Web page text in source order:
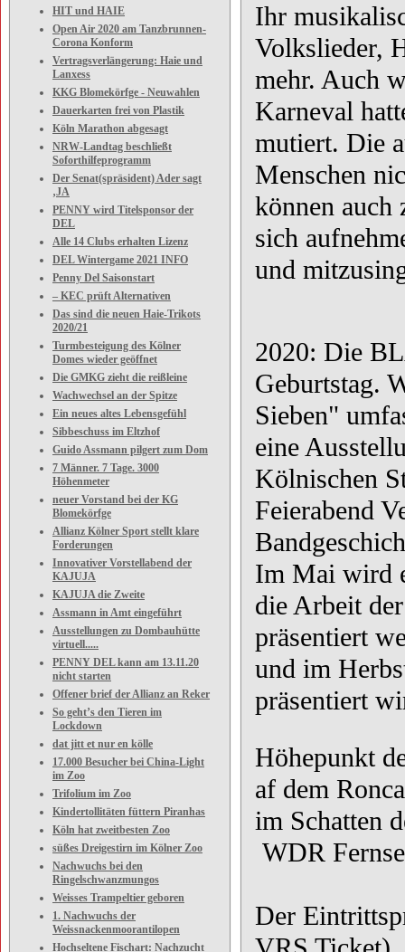
HIT und HAIE
Open Air 2020 am Tanzbrunnen-
Corona Konform
Vertragsverlängerung: Haie und
Lanxess
KKG Blomekörfge - Neuwahlen
Dauerkarten frei von Plastik
Köln Marathon abgesagt
NRW-Landtag beschließt
Soforthilfeprogramm
Der Senat(spräsident) Ader sagt
‚JA
PENNY wird Titelsponsor der
DEL
Alle 14 Clubs erhalten Lizenz
DEL Wintergame 2021 INFO
Penny Del Saisonstart
– KEC prüft Alternativen
Das sind die neuen Haie-Trikots
2020/21
Turmbesteigung des Kölner
Domes wieder geöffnet
Die GMKG zieht die reißleine
Wachwechsel an der Spitze
Ein neues altes Lebensgefühl
Sibbeschuss im Eltzhof
Guido Assmann pilgert zum Dom
7 Männer. 7 Tage. 3000
Höhenmeter
neuer Vorstand bei der KG
Blomekörfge
Allianz Kölner Sport stellt klare
Forderungen
Innovativer Vorstellabend der
KAJUJA
KAJUJA die Zweite
Assmann in Amt eingeführt
Ausstellungen zu Dombauhütte
virtuell.....
PENNY DEL kann am 13.11.20
nicht starten
Offener brief der Allianz an Reker
So geht’s den Tieren im
Lockdown
dat jitt et nur en kölle
17.000 Besucher bei China-Light
im Zoo
Trifolium im Zoo
Kindertollitäten füttern Piranhas
Köln hat zweitbesten Zoo
süßes Dreigestirn im Kölner Zoo
Nachwuchs bei den
Ringelschwanzmungos
Weisses Trampeltier geboren
1. Nachwuchs der
Weissnackenmoorantilopen
Hochseltene Fischart: Nachzucht
Ihr
Volkslieder,
mehr. Auch
Karneval
mutiert. Die
Menschen
können auch
sich
und
2020: Die
Geburtstag.
Sieben"
eine
Kölnischen
Feierabend
Im Mai wird
die Arbeit
präsentiert
und im
präsentiert
Höhepunkt
af dem
im Schatten
WDR
Der